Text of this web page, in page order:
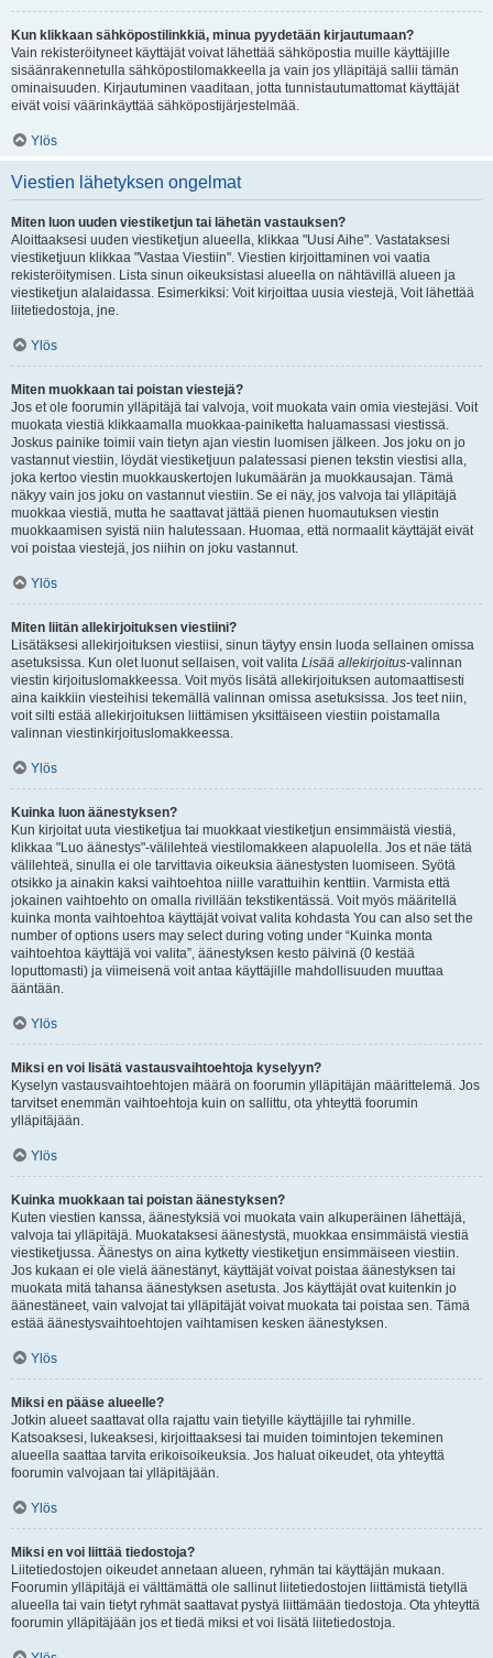
Kun klikkaan sähköpostilinkkiä, minua pyydetään kirjautumaan?
Vain rekisteröityneet käyttäjät voivat lähettää sähköpostia muille käyttäjille
sisäänrakennetulla sähköpostilomakkeella ja vain jos ylläpitäjä sallii tämän
ominaisuuden. Kirjautuminen vaaditaan, jotta tunnistautumattomat käyttäjät
eivät voisi väärinkäyttää sähköpostijärjestelmää.
Ylös
Viestien lähetyksen ongelmat
Miten luon uuden viestiketjun tai lähetän vastauksen?
Aloittaaksesi uuden viestiketjun alueella, klikkaa "Uusi Aihe". Vastataksesi
viestiketjuun klikkaa "Vastaa Viestiin". Viestien kirjoittaminen voi vaatia
rekisteröitymisen. Lista sinun oikeuksistasi alueella on nähtävillä alueen ja
viestiketjun alalaidassa. Esimerkiksi: Voit kirjoittaa uusia viestejä, Voit lähettää
liitetiedostoja, jne.
Ylös
Miten muokkaan tai poistan viestejä?
Jos et ole foorumin ylläpitäjä tai valvoja, voit muokata vain omia viestejäsi. Voit
muokata viestiä klikkaamalla muokkaa-painiketta haluamassasi viestissä.
Joskus painike toimii vain tietyn ajan viestin luomisen jälkeen. Jos joku on jo
vastannut viestiin, löydät viestiketjuun palatessasi pienen tekstin viestisi alla,
joka kertoo viestin muokkauskertojen lukumäärän ja muokkausajan. Tämä
näkyy vain jos joku on vastannut viestiin. Se ei näy, jos valvoja tai ylläpitäjä
muokkaa viestiä, mutta he saattavat jättää pienen huomautuksen viestin
muokkaamisen syistä niin halutessaan. Huomaa, että normaalit käyttäjät eivät
voi poistaa viestejä, jos niihin on joku vastannut.
Ylös
Miten liitän allekirjoituksen viestiini?
Lisätäksesi allekirjoituksen viestiisi, sinun täytyy ensin luoda sellainen omissa
asetuksissa. Kun olet luonut sellaisen, voit valita Lisää allekirjoitus-valinnan
viestin kirjoituslomakkeessa. Voit myös lisätä allekirjoituksen automaattisesti
aina kaikkiin viesteihisi tekemällä valinnan omissa asetuksissa. Jos teet niin,
voit silti estää allekirjoituksen liittämisen yksittäiseen viestiin poistamalla
valinnan viestinkirjoituslomakkeessa.
Ylös
Kuinka luon äänestyksen?
Kun kirjoitat uuta viestiketjua tai muokkaat viestiketjun ensimmäistä viestiä,
klikkaa "Luo äänestys"-välilehteä viestilomakkeen alapuolella. Jos et näe tätä
välilehteä, sinulla ei ole tarvittavia oikeuksia äänestysten luomiseen. Syötä
otsikko ja ainakin kaksi vaihtoehtoa niille varattuihin kenttiin. Varmista että
jokainen vaihtoehto on omalla rivillään tekstikentässä. Voit myös määritellä
kuinka monta vaihtoehtoa käyttäjät voivat valita kohdasta You can also set the
number of options users may select during voting under “Kuinka monta
vaihtoehtoa käyttäjä voi valita”, äänestyksen kesto päivinä (0 kestää
loputtomasti) ja viimeisenä voit antaa käyttäjille mahdollisuuden muuttaa
ääntään.
Ylös
Miksi en voi lisätä vastausvaihtoehtoja kyselyyn?
Kyselyn vastausvaihtoehtojen määrä on foorumin ylläpitäjän määrittelemä. Jos
tarvitset enemmän vaihtoehtoja kuin on sallittu, ota yhteyttä foorumin
ylläpitäjään.
Ylös
Kuinka muokkaan tai poistan äänestyksen?
Kuten viestien kanssa, äänestyksiä voi muokata vain alkuperäinen lähettäjä,
valvoja tai ylläpitäjä. Muokataksesi äänestystä, muokkaa ensimmäistä viestiä
viestiketjussa. Äänestys on aina kytketty viestiketjun ensimmäiseen viestiin.
Jos kukaan ei ole vielä äänestänyt, käyttäjät voivat poistaa äänestyksen tai
muokata mitä tahansa äänestyksen asetusta. Jos käyttäjät ovat kuitenkin jo
äänestäneet, vain valvojat tai ylläpitäjät voivat muokata tai poistaa sen. Tämä
estää äänestysvaihtoehtojen vaihtamisen kesken äänestyksen.
Ylös
Miksi en pääse alueelle?
Jotkin alueet saattavat olla rajattu vain tietyille käyttäjille tai ryhmille.
Katsoaksesi, lukeaksesi, kirjoittaaksesi tai muiden toimintojen tekeminen
alueella saattaa tarvita erikoisoikeuksia. Jos haluat oikeudet, ota yhteyttä
foorumin valvojaan tai ylläpitäjään.
Ylös
Miksi en voi liittää tiedostoja?
Liitetiedostojen oikeudet annetaan alueen, ryhmän tai käyttäjän mukaan.
Foorumin ylläpitäjä ei välttämättä ole sallinut liitetiedostojen liittämistä tietyllä
alueella tai vain tietyt ryhmät saattavat pystyä liittämään tiedostoja. Ota yhteyttä
foorumin ylläpitäjään jos et tiedä miksi et voi lisätä liitetiedostoja.